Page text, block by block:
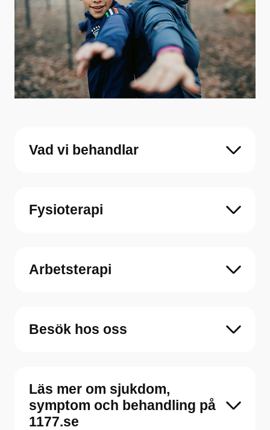
Vad vi behandlar
Fysioterapi
Arbetsterapi
Besök hos oss
Läs mer om sjukdom,
symptom och behandling på
1177.se